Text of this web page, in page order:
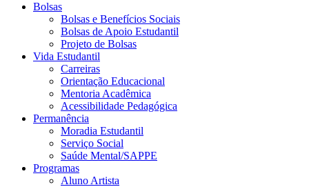
Bolsas
Bolsas e Benefícios Sociais
Bolsas de Apoio Estudantil
Projeto de Bolsas
Vida Estudantil
Carreiras
Orientação Educacional
Mentoria Acadêmica
Acessibilidade Pedagógica
Permanência
Moradia Estudantil
Serviço Social
Saúde Mental/SAPPE
Programas
Aluno Artista